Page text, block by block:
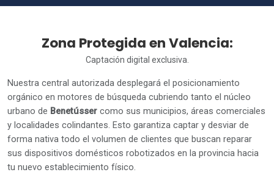
Zona Protegida en Valencia:
Captación digital exclusiva.
Nuestra central autorizada desplegará el posicionamiento
orgánico en motores de búsqueda cubriendo tanto el núcleo
urbano de Benetússer como sus municipios, áreas comerciales
y localidades colindantes. Esto garantiza captar y desviar de
forma nativa todo el volumen de clientes que buscan reparar
sus dispositivos domésticos robotizados en la provincia hacia
tu nuevo establecimiento físico.